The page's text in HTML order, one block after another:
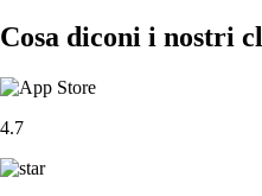
Cosa diconi i nostri
4.7